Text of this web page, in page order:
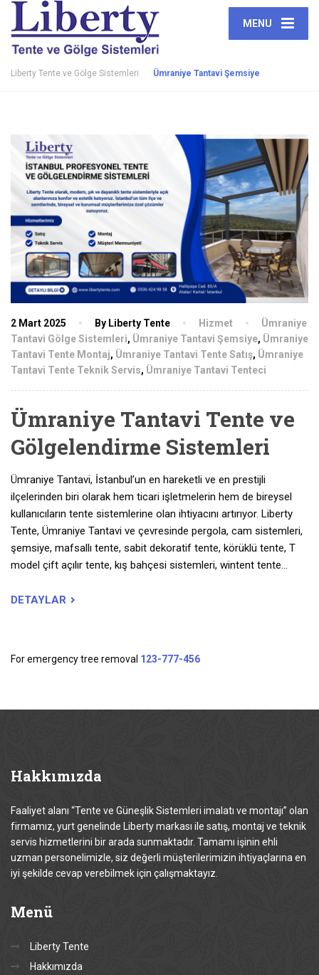
MENU
Liberty Tente ve Gölge Sistemleri Ümraniye Tantavi Şemsiye
2 Mart 2025 By Liberty Tente Hizmet
Ümraniye
Tantavi Gölge Sistemleri, Ümraniye Tantavi Şemsiye, Ümraniye
Tantavi Tente Montaj, Ümraniye Tantavi Tente Satış, Ümraniye
Tantavi Tente Teknik Servis, Ümraniye Tantavi Tenteci
Ümraniye Tantavi Tente ve
Gölgelendirme Sistemleri
Ümraniye Tantavi, İstanbul’un en hareketli ve en prestijli
ilçelerinden biri olarak hem ticari işletmelerin hem de bireysel
kullanıcıların tente sistemlerine olan ihtiyacını artırıyor. Liberty
Tente, Ümraniye Tantavi ve çevresinde pergola, cam sistemleri,
şemsiye, mafsallı tente, sabit dekoratif tente, körüklü tente, T
model çift açılır tente, kış bahçesi sistemleri, wintent tente…
DETAYLAR
For emergency tree removal 123-777-456
Hakkımızda
Faaliyet alanı “Tente ve Güneşlik Sistemleri imalatı ve montajı” olan
firmamız, yurt genelinde Liberty markası ile satış, montaj ve teknik
servis hizmetlerini bir arada sunmaktadır. Tamamı işinin ehli
uzman personelimizle, siz değerli müşterilerimizin ihtiyaçlarına en
iyi şekilde cevap verebilmek için çalışmaktayız.
Menü
Liberty Tente
Hakkımızda